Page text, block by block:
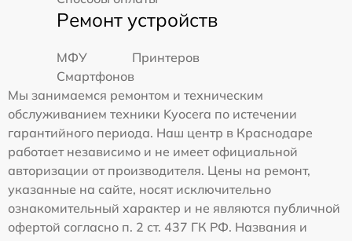
Ремонт устройств
МФУ
Принтеров
Смартфонов
Мы занимаемся ремонтом и техническим
обслуживанием техники Kyocera по истечении
гарантийного периода. Наш центр в Краснодаре
работает независимо и не имеет официальной
авторизации от производителя. Цены на ремонт,
указанные на сайте, носят исключительно
ознакомительный характер и не являются публичной
офертой согласно п. 2 ст. 437 ГК РФ. Названия и